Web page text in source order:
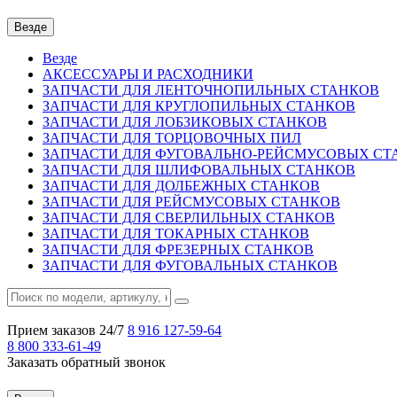
Везде
Везде
АКСЕССУАРЫ И РАСХОДНИКИ
ЗАПЧАСТИ ДЛЯ ЛЕНТОЧНОПИЛЬНЫХ СТАНКОВ
ЗАПЧАСТИ ДЛЯ КРУГЛОПИЛЬНЫХ СТАНКОВ
ЗАПЧАСТИ ДЛЯ ЛОБЗИКОВЫХ СТАНКОВ
ЗАПЧАСТИ ДЛЯ ТОРЦОВОЧНЫХ ПИЛ
ЗАПЧАСТИ ДЛЯ ФУГОВАЛЬНО-РЕЙСМУСОВЫХ
ЗАПЧАСТИ ДЛЯ ШЛИФОВАЛЬНЫХ СТАНКОВ
ЗАПЧАСТИ ДЛЯ ДОЛБЕЖНЫХ СТАНКОВ
ЗАПЧАСТИ ДЛЯ РЕЙСМУСОВЫХ СТАНКОВ
ЗАПЧАСТИ ДЛЯ СВЕРЛИЛЬНЫХ СТАНКОВ
ЗАПЧАСТИ ДЛЯ ТОКАРНЫХ СТАНКОВ
ЗАПЧАСТИ ДЛЯ ФРЕЗЕРНЫХ СТАНКОВ
ЗАПЧАСТИ ДЛЯ ФУГОВАЛЬНЫХ СТАНКОВ
Прием заказов 24/7 8 916 127-59-64
8 800 333-61-49
Заказать обратный звонок